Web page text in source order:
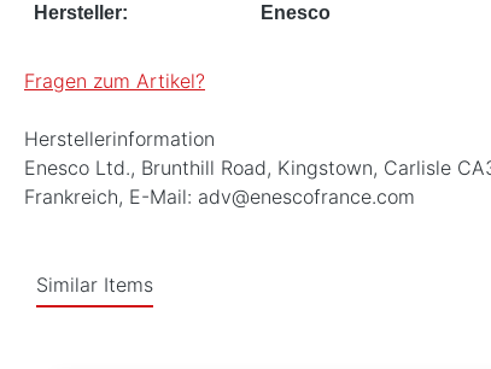
Hersteller: Enesco
Fragen zum Artikel?
Herstellerinformation
Enesco Ltd., Brunthill Road, Kingstown, Carlisle
Frankreich, E-Mail: adv@enescofrance.com
Similar Items